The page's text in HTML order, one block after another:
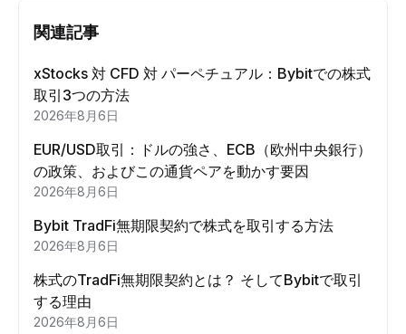
関連記事
xStocks 対 CFD 対 パーペチュアル：Bybitでの株式
取引3つの方法
2026年8月6日
EUR/USD取引：ドルの強さ、ECB（欧州中央銀行）
の政策、およびこの通貨ペアを動かす要因
2026年8月6日
Bybit TradFi無期限契約で株式を取引する方法
2026年8月6日
株式のTradFi無期限契約とは？ そしてBybitで取引
する理由
2026年8月6日